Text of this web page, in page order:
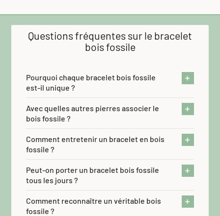
Questions fréquentes sur le bracelet
bois fossile
Pourquoi chaque bracelet bois fossile
est-il unique ?
Avec quelles autres pierres associer le
bois fossile ?
Comment entretenir un bracelet en bois
fossile ?
Peut-on porter un bracelet bois fossile
tous les jours ?
Comment reconnaître un véritable bois
fossile ?